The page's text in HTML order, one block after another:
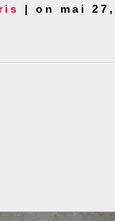
| on mai